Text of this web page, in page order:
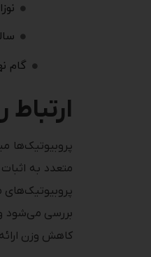
گام
پروبیوتیک‌ها
متعدد به
پروبیوتیک‌های
بررسی می‌شود
کاهش وزن